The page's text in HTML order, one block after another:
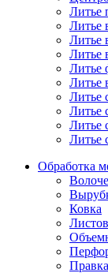
Литье
Литье
Литье
Литье
Литье
Литье
Литье
Литье
Литье
Литье
Обработка
Ковка